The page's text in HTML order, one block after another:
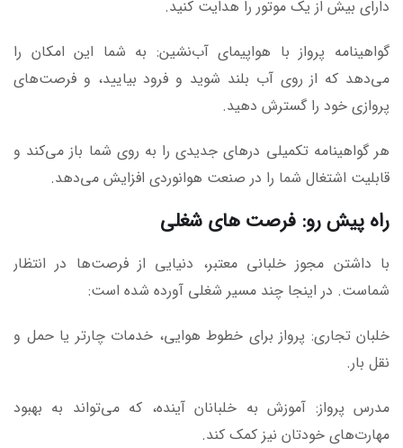
دارای بیش از یک موتور را هدایت کنید.
گواهینامه پرواز با هواپیمای آب‌نشین: به شما این امکان را
می‌دهد که از روی آب بلند شوید و فرود بیایید، و فرصت‌های
پروازی خود را گسترش دهید.
هر گواهینامه تکمیلی درهای جدیدی را به روی شما باز می‌کند و
قابلیت اشتغال شما را در صنعت هوانوردی افزایش می‌دهد.
راه پیش رو: فرصت های شغلی
با داشتن مجوز خلبانی معتبر، دنیایی از فرصت‌ها در انتظار
شماست. در اینجا چند مسیر شغلی آورده شده است:
خلبان تجاری: پرواز برای خطوط هوایی، خدمات چارتر یا حمل و
نقل بار.
مدرس پرواز: آموزش به خلبانان آینده، که می‌تواند به بهبود
مهارت‌های خودتان نیز کمک کند.